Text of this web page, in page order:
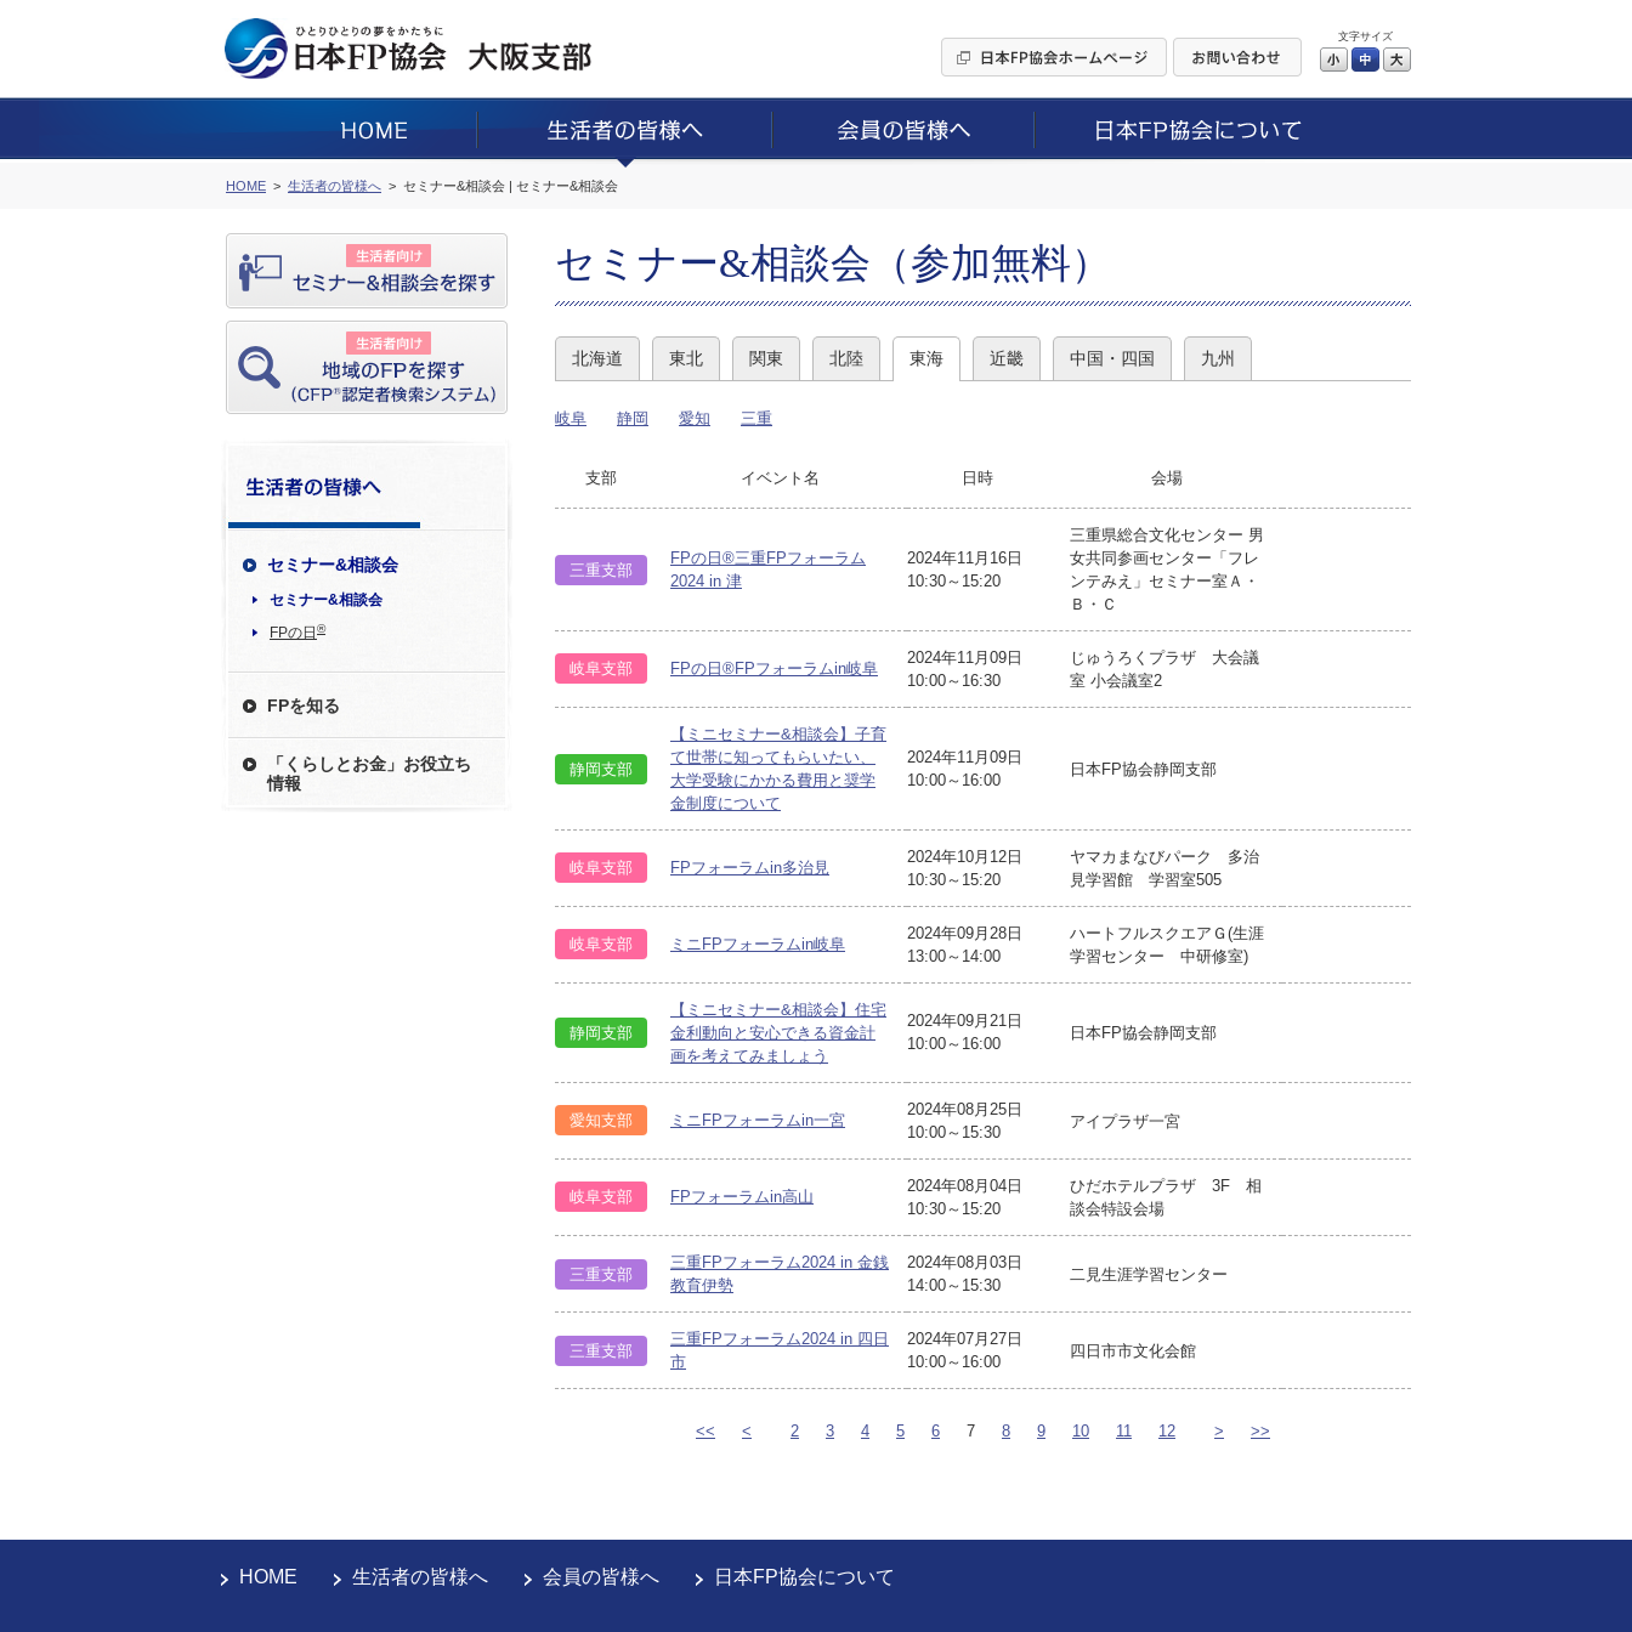
文字サイズ
小 中
HOME 生活者の皆様へ セミナー&相談会 | セミナー&相談会
セミナー&相談会
セミナー&相談会
FPの日 ®
FPを知る
「くらしとお金」お役立ち
情報
セミナー&相談会（参加無料）
北海道 東北 関東 北陸 東海 近畿 中国・四国 九州
岐阜 静岡 愛知 三重
支部 イベント名 日時 会場
三重支部
FPの日®三重FPフォーラム
2024 in 津
2024年11月16日
10:30～15:20
三重県総合文化センター 男
女共同参画センター「フレ
ンテみえ」セミナー室Ａ・
Ｂ・Ｃ
岐阜支部 FPの日®FPフォーラムin岐阜
2024年11月09日
10:00～16:30
じゅうろくプラザ 大会議
室 小会議室2
静岡支部
【ミニセミナー&相談会】子育
て世帯に知ってもらいたい、
大学受験にかかる費用と奨学
金制度について
2024年11月09日
10:00～16:00
日本FP協会静岡支部
岐阜支部 FPフォーラムin多治見
2024年10月12日
10:30～15:20
ヤマカまなびパーク 多治
見学習館 学習室505
岐阜支部 ミニFPフォーラムin岐阜
2024年09月28日
13:00～14:00
ハートフルスクエアＧ(生涯
学習センター 中研修室)
静岡支部
【ミニセミナー&相談会】住宅
金利動向と安心できる資金計
画を考えてみましょう
2024年09月21日
10:00～16:00
日本FP協会静岡支部
愛知支部 ミニFPフォーラムin一宮
2024年08月25日
10:00～15:30
アイプラザ一宮
岐阜支部 FPフォーラムin高山
2024年08月04日
10:30～15:20
ひだホテルプラザ 3F 相
談会特設会場
三重支部
三重FPフォーラム2024 in 金銭
教育伊勢
2024年08月03日
14:00～15:30
二見生涯学習センター
三重支部
三重FPフォーラム2024 in 四日
市
2024年07月27日
10:00～16:00
四日市市文化会館
<< < 2 3 4 5 6 7 8 9 10 11 12 > >>
HOME 生活者の皆様へ 会員の皆様へ 日本FP協会について